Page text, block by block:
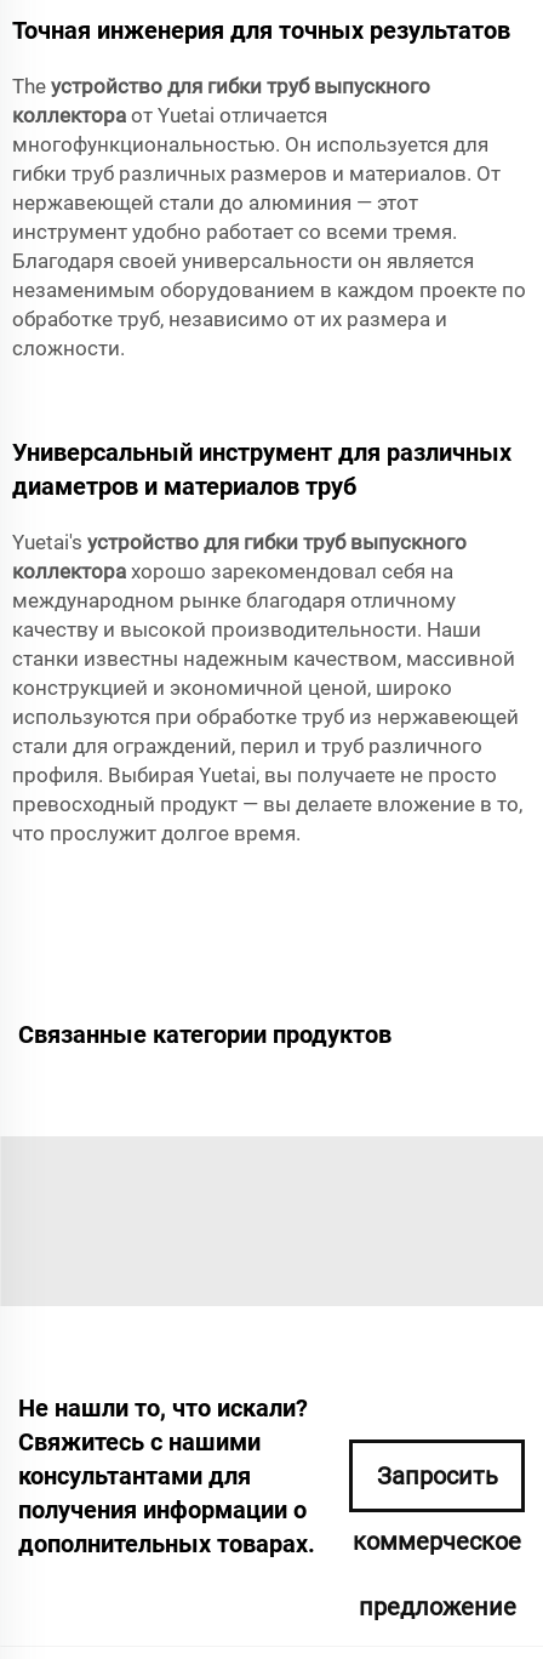
Точная инженерия для точных результатов
The устройство для гибки труб выпускного
коллектора от Yuetai отличается
многофункциональностью. Он используется для
гибки труб различных размеров и материалов. От
нержавеющей стали до алюминия — этот
инструмент удобно работает со всеми тремя.
Благодаря своей универсальности он является
незаменимым оборудованием в каждом проекте по
обработке труб, независимо от их размера и
сложности.
Универсальный инструмент для различных
диаметров и материалов труб
Yuetai's устройство для гибки труб выпускного
коллектора хорошо зарекомендовал себя на
международном рынке благодаря отличному
качеству и высокой производительности. Наши
станки известны надежным качеством, массивной
конструкцией и экономичной ценой, широко
используются при обработке труб из нержавеющей
стали для ограждений, перил и труб различного
профиля. Выбирая Yuetai, вы получаете не просто
превосходный продукт — вы делаете вложение в то,
что прослужит долгое время.
Связанные категории продуктов
Не нашли то, что искали?
Свяжитесь с нашими
консультантами для
получения информации о
дополнительных товарах.
Запросить
коммерческое
предложение